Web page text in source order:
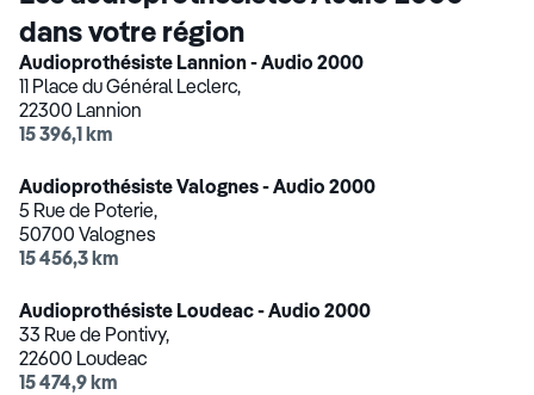
dans votre région
Audioprothésiste Lannion - Audio 2000
11 Place du Général Leclerc,
22300 Lannion
15 396,1 km
Audioprothésiste Valognes - Audio 2000
5 Rue de Poterie,
50700 Valognes
15 456,3 km
Audioprothésiste Loudeac - Audio 2000
33 Rue de Pontivy,
22600 Loudeac
15 474,9 km